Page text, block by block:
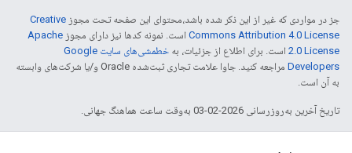
جز در مواردی که غیر از این ذکر شده باشد،‌محتوای این صفحه تحت مجوز Creative
Commons Attribution 4.0 License است. نمونه کدها نیز دارای مجوز Apache
2.0 License است. برای اطلاع از جزئیات، به
خطمشی‌های سایت Google
Developers‏
مراجعه کنید. جاوا علامت تجاری ثبت‌شده Oracle و/یا شرکت‌های وابسته
به آن است.
تاریخ آخرین به‌روزرسانی 2026-02-03 به‌وقت ساعت هماهنگ جهانی.